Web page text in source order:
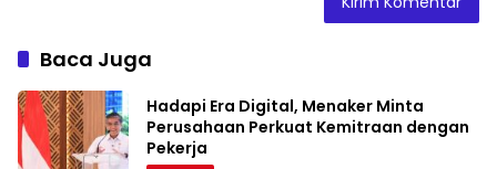
Baca Juga
Hadapi Era Digital, Menaker Minta
Perusahaan Perkuat Kemitraan dengan
Pekerja